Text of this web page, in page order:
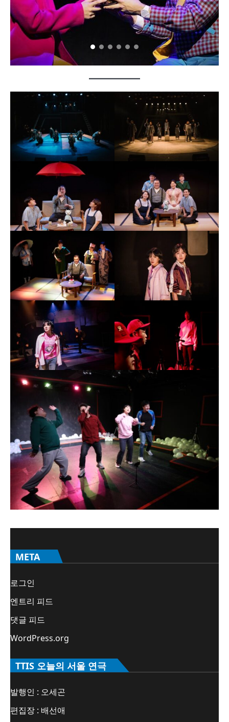
META
로그인
엔트리 피드
댓글 피드
WordPress.org
TTIS 오늘의 서울 연극
발행인 : 오세곤
편집장 : 배선애